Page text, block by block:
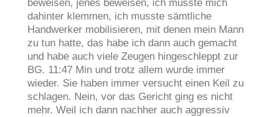
beweisen, jenes beweisen, ich musste mich
dahinter klemmen, ich musste sämtliche
Handwerker mobilisieren, mit denen mein Mann
zu tun hatte, das habe ich dann auch gemacht
und habe auch viele Zeugen hingeschleppt zur
BG. 11:47 Min und trotz allem wurde immer
wieder. Sie haben immer versucht einen Keil zu
schlagen. Nein, vor das Gericht ging es nicht
mehr. Weil ich dann nachher auch aggressiv